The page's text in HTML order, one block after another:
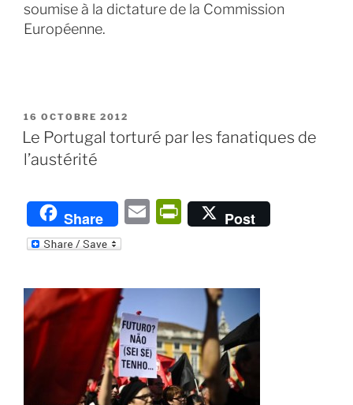
soumise à la dictature de la Commission
Européenne.
PUBLIÉ
LE
16 OCTOBRE 2012
Le Portugal torturé par les fanatiques de
l’austérité
Share
E
l
P
ri
Fr
n
dl
y
Post